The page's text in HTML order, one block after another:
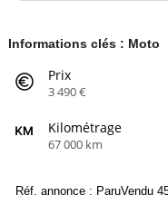
Informations clés : Moto
Prix
3 490 €
Kilométrage
67 000 km
Réf. annonce : ParuVendu